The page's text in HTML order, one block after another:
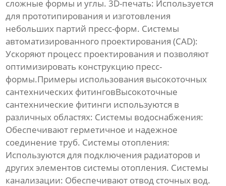
сложные формы и углы.3D-печать: Используется
для прототипирования и изготовления
небольших партий пресс-форм. Системы
автоматизированного проектирования (CAD):
Ускоряют процесс проектирования и позволяют
оптимизировать конструкцию пресс-
формы.Примеры использования высокоточных
сантехнических фитинговВысокоточные
сантехнические фитинги используются в
различных областях: Системы водоснабжения:
Обеспечивают герметичное и надежное
соединение труб. Системы отопления:
Используются для подключения радиаторов и
других элементов системы отопления. Системы
канализации: Обеспечивают отвод сточных вод.